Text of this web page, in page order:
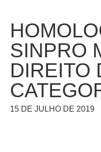
SINPRO
DIREITO
15 DE JULHO DE 2019